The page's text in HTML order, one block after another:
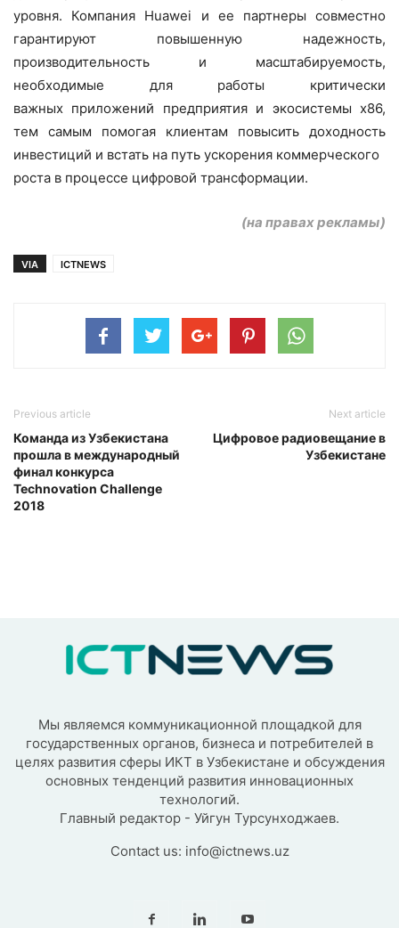
уровня. Компания Huawei и ее партнеры совместно
гарантируют повышенную надежность,
производительность и масштабируемость,
необходимые для работы критически
важных приложений предприятия и экосистемы x86,
тем самым помогая клиентам повысить доходность
инвестиций и встать на путь ускорения коммерческого
роста в процессе цифровой трансформации.
(на правах рекламы)
VIA ICTNEWS
Previous article
Команда из Узбекистана
прошла в международный
финал конкурса
Technovation Challenge
2018
Next article
Цифровое радиовещание в
Узбекистане
Мы являемся коммуникационной площадкой для
государственных органов, бизнеса и потребителей в
целях развития сферы ИКТ в Узбекистане и обсуждения
основных тенденций развития инновационных
технологий.
Главный редактор - Уйгун Турсунходжаев.
Contact us: info@ictnews.uz